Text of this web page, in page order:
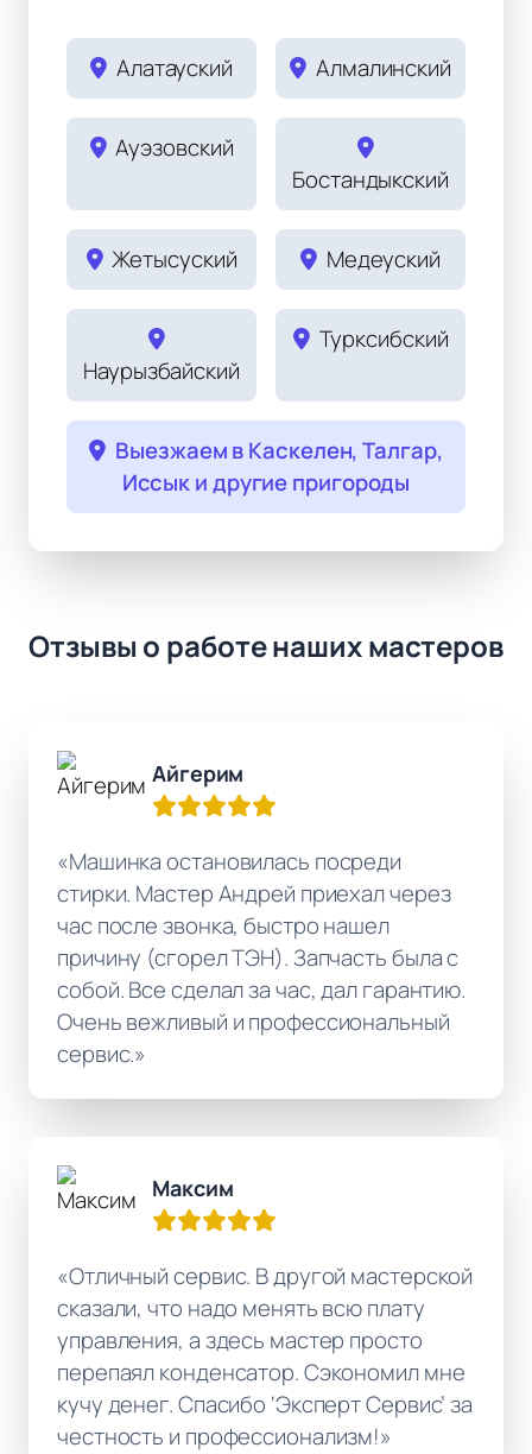
Алатауский Алмалинский
Ауэзовский
Бостандыкский
Жетысуский Медеуский
Наурызбайский
Турксибский
Выезжаем в Каскелен, Талгар,
Иссык и другие пригороды
Отзывы о работе наших мастеров
Айгерим
«Машинка остановилась посреди
стирки. Мастер Андрей приехал через
час после звонка, быстро нашел
причину (сгорел ТЭН). Запчасть была с
собой. Все сделал за час, дал гарантию.
Очень вежливый и профессиональный
сервис.»
Максим
«Отличный сервис. В другой мастерской
сказали, что надо менять всю плату
управления, а здесь мастер просто
перепаял конденсатор. Сэкономил мне
кучу денег. Спасибо ‘Эксперт Сервис’ за
честность и профессионализм!»